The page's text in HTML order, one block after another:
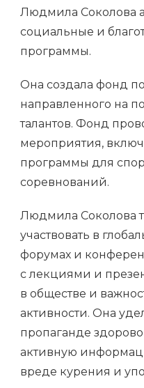
Людмила Соколова
социальные и
программы.
Она создала фонд
направленного на
талантов. Фонд
мероприятия,
программы для
соревнований.
Людмила Соколова
участвовать в
форумах и
с лекциями и
в обществе и
активности. Она
пропаганде
активную
вреде курения и